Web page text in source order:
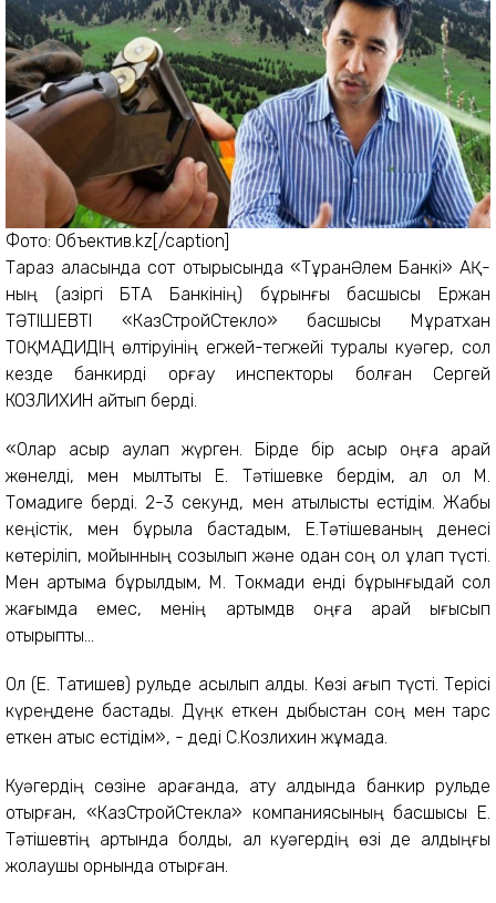
Фото: Объектив.kz[/caption]
Тараз қаласында сот отырысында «ТұранӘлем Банкі» АҚ-
ның (қазіргі БТА Банкінің) бұрынғы басшысы Ержан
ТӘТІШЕВТІ «КазСтройСтекло» басшысы Мұратхан
ТОҚМАДИДІҢ өлтіруінің егжей-тегжейі туралы куәгер, сол
кезде банкирді қорғау инспекторы болған Сергей
КОЗЛИХИН айтып берді.
«Олар қасқыр аулап жүрген. Бірде бір қасқыр оңға қарай
жөнелді, мен мылтықты Е. Тәтішевке бердім, ал ол М.
Тоқмадиге берді. 2-3 секунд, мен атылысты естідім. Жабық
кеңістік, мен бұрыла бастадым, Е.Тәтішеваның денесі
көтеріліп, мойынның созылып және одан соң ол құлап түсті.
Мен артыма бұрылдым, М. Токмади енді бұрынғыдай сол
жағымда емес, менің артымдв оңға қарай ығысып
отырыпты...
Ол (Е. Татишев) рульде асылып қалды. Көзі ағып түсті. Терісі
күреңдене бастады. Дүңк еткен дыбыстан соң мен тарс
еткен атыс естідім», - деді С.Козлихин жұмада.
Куәгердің сөзіне қарағанда, ату алдында банкир рульде
отырған, «КазСтройСтекла» компаниясының басшысы Е.
Тәтішевтің артында болды, ал куәгердің өзі де алдыңғы
жолаушы орнында отырған.